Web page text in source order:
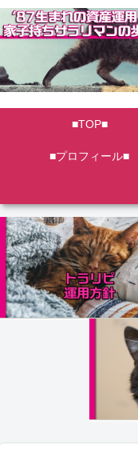
■TOP■
■プロフィール■